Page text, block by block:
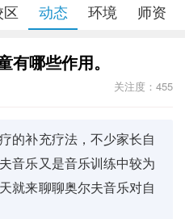
动态 环境 师资
有哪些作用。
关注度：455
的补充疗法，不少家长自
音乐又是音乐训练中较为
就来聊聊奥尔夫音乐对自